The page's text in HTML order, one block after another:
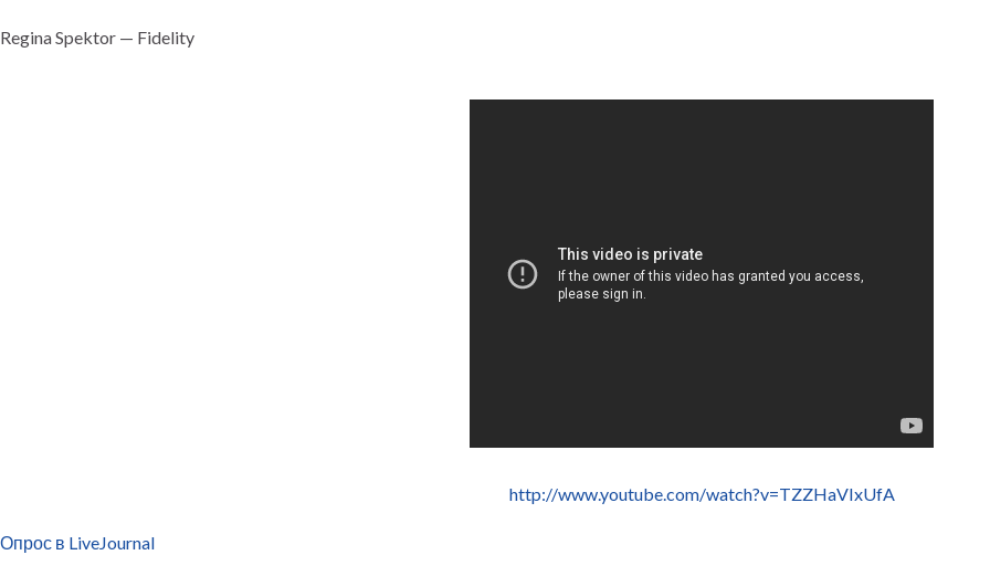
Regina Spektor — Fidelity
http://www.youtube.com/watch?v=TZZHaVIxUfA
Опрос в LiveJournal